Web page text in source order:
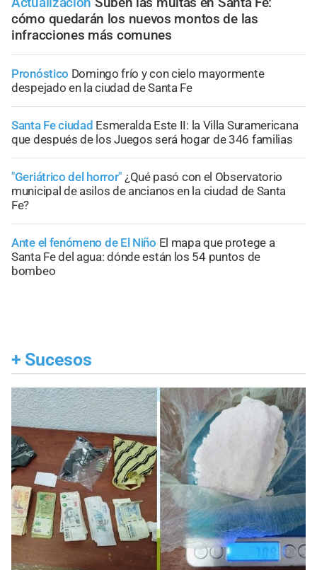
cómo quedarán los nuevos montos de las
infracciones más comunes
Pronóstico Domingo frío y con cielo mayormente
despejado en la ciudad de Santa Fe
Santa Fe ciudad Esmeralda Este II: la Villa Suramericana
que después de los Juegos será hogar de 346 familias
"Geriátrico del horror" ¿Qué pasó con el Observatorio
municipal de asilos de ancianos en la ciudad de Santa
Fe?
Ante el fenómeno de El Niño El mapa que protege a
Santa Fe del agua: dónde están los 54 puntos de
bombeo
+ Sucesos